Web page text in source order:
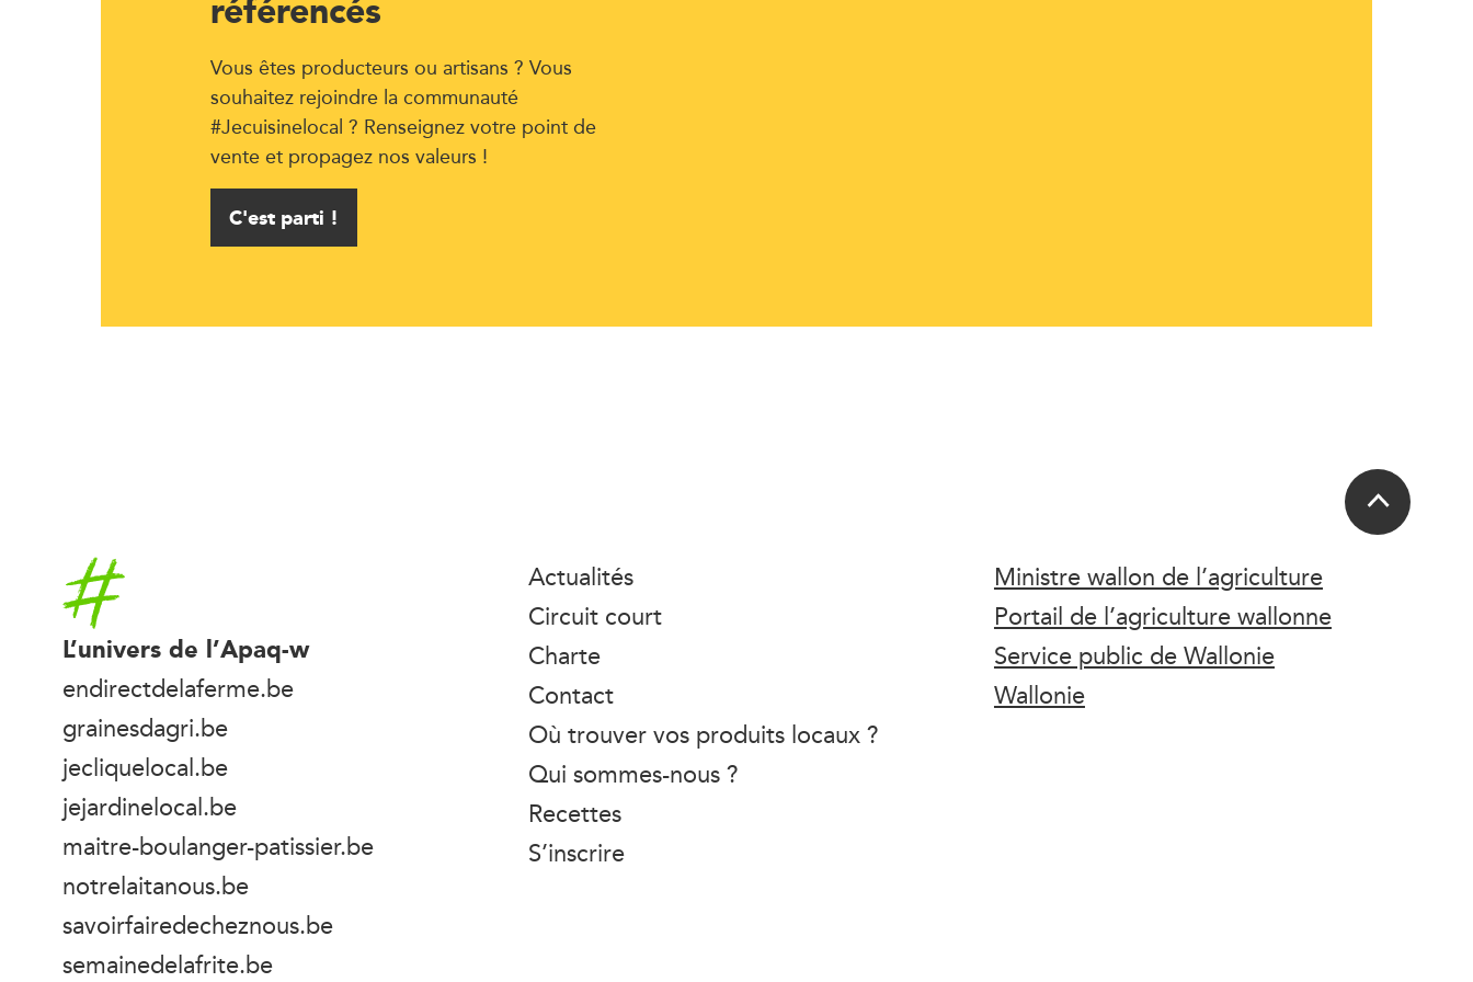
Vous êtes producteurs ou artisans ? Vous
souhaitez rejoindre la communauté
#Jecuisinelocal ? Renseignez votre point de
vente et propagez nos valeurs !
C'est parti !
Accueil
L’univers de l’Apaq-w
endirectdelaferme.be
grainesdagri.be
jecliquelocal.be
jejardinelocal.be
maitre-boulanger-patissier.be
notrelaitanous.be
savoirfairedecheznous.be
semainedelafrite.be
Actualités
Circuit court
Charte
Contact
Où trouver vos produits locaux ?
Qui sommes-nous ?
Recettes
S’inscrire
Ministre wallon de l’agriculture
Portail de l’agriculture wallonne
Service public de Wallonie
Wallonie